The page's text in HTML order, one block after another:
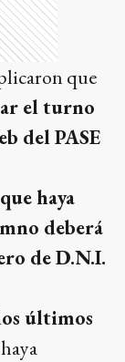
que
el turno
del PASE
haya
deberá
de D.N.I.
últimos